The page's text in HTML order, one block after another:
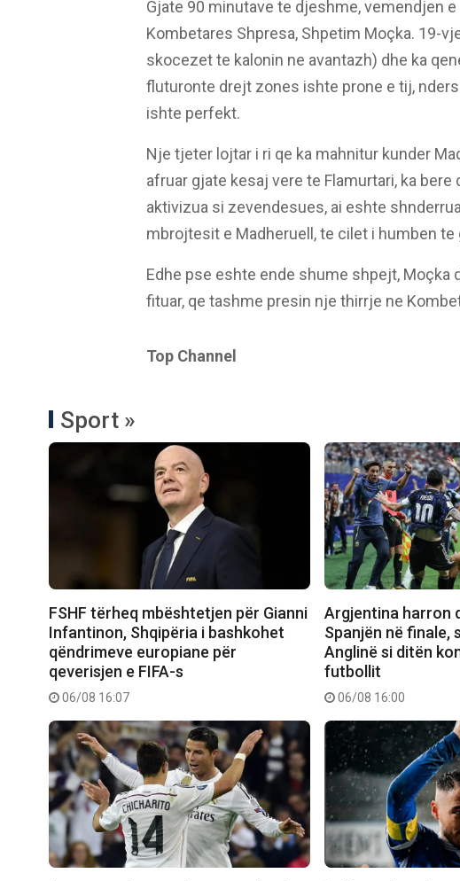
Gjate 90 minutave te djeshme, vemendjen
Kombetares Shpresa, Shpetim Moçka. 19-
skocezet te kalonin ne avantazh) dhe ka
fluturonte drejt zones ishte prone e tij,
ishte perfekt.
Nje tjeter lojtar i ri qe ka mahnitur kunder
afruar gjate kesaj vere te Flamurtari, ka
aktivizua si zevendesues, ai eshte
mbrojtesit e Madheruell, te cilet i humben
Edhe pse eshte ende shume shpejt, Moçka
fituar, qe tashme presin nje thirrje ne
Top Channel
Sport »
FSHF tërheq mbështetjen për Gianni
Infantinon, Shqipëria i bashkohet
qëndrimeve europiane për
qeverisjen e FIFA-s
06/08 16:07
Argjentina harron
Spanjën në finale,
Anglinë si ditën
futbollit
06/08 16:00